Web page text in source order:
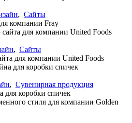
, Сайты
компании Fray
, Сайты
для компании United Foods
, Сувенирная продукция
для коробки спичек